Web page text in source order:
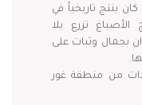
ينتج تاريخياً في
الأصباغ تزرع بلا
بجمال وثبات على
لسيدات من منطقة غور